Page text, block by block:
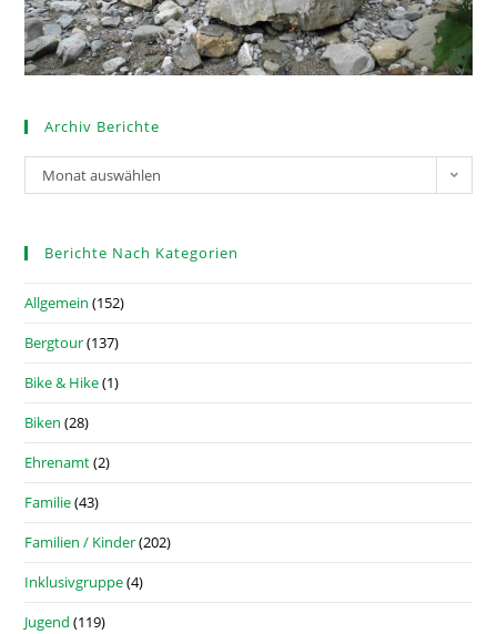
Archiv Berichte
Monat auswählen
Berichte Nach Kategorien
Allgemein (152)
Bergtour(137)
Bike & Hike(1)
Biken (28)
Ehrenamt(2)
Familie(43)
Familien / Kinder(202)
Inklusivgruppe(4)
Jugend (119)